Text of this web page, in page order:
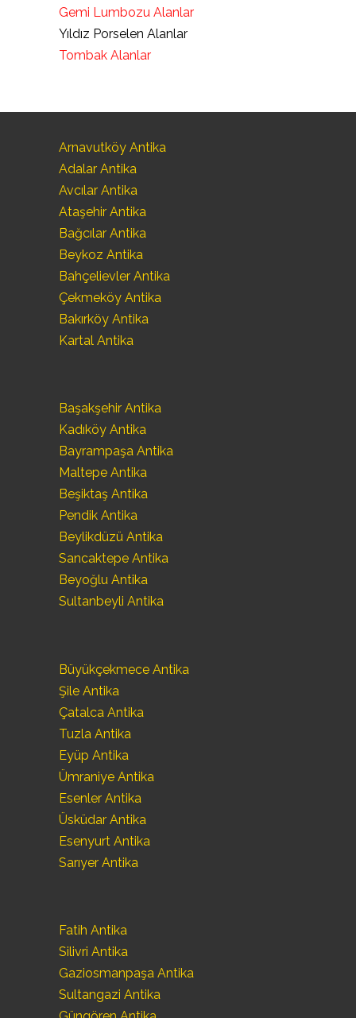
Gemi Lumbozu Alanlar
Yıldız Porselen Alanlar
Tombak Alanlar
Arnavutköy Antika
Adalar Antika
Avcılar Antika
Ataşehir Antika
Bağcılar Antika
Beykoz Antika
Bahçelievler Antika
Çekmeköy Antika
Bakırköy Antika
Kartal Antika
Başakşehir Antika
Kadıköy Antika
Bayrampaşa Antika
Maltepe Antika
Beşiktaş Antika
Pendik Antika
Beylikdüzü Antika
Sancaktepe Antika
Beyoğlu Antika
Sultanbeyli Antika
Büyükçekmece Antika
Şile Antika
Çatalca Antika
Tuzla Antika
Eyüp Antika
Ümraniye Antika
Esenler Antika
Üsküdar Antika
Esenyurt Antika
Sarıyer Antika
Fatih Antika
Silivri Antika
Gaziosmanpaşa Antika
Sultangazi Antika